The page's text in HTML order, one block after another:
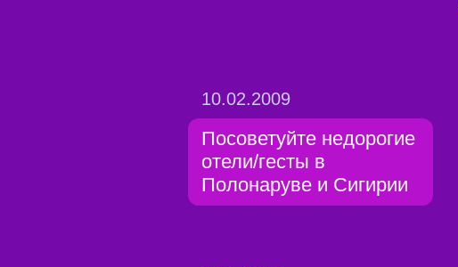
10.02.2009
Посоветуйте недорогие
отели/гесты в
Полонаруве и Сигирии